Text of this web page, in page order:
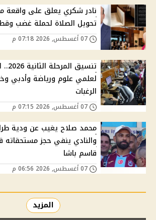
نادر شكري يعلق على واقعة
تحويل الصلاة لحملة غضب
لعلمي علوم ورياضة وأدبي
الرغبات
محمد صلاح يغيب عن ودية
والنادي ينفي حجز مستحقاته
قاسم باشا
المزيد